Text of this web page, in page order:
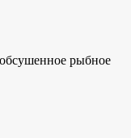
рыбное